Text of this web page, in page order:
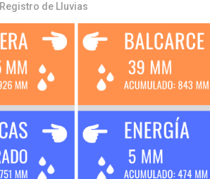
Registro de Lluvias